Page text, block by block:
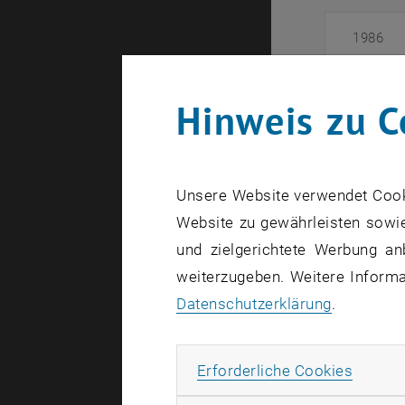
1986
Hinweis zu
Unsere Website verwendet
Website zu gewährleisten
und zielgerichtete Werbung
weiterzugeben. Weitere
Datenschutzerklärung.
Erforderliche Cookies